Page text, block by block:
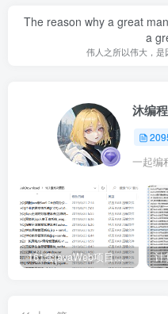
The reason why a great
a
伟人之所以伟大，是
沐编程
一起编
161套javaWeb项目源码免费分享